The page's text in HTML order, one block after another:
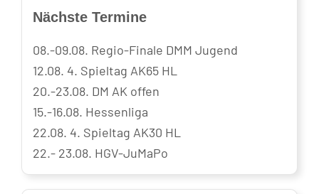
Nächste Termine
08.-09.08. Regio-Finale DMM Jugend
12.08. 4. Spieltag AK65 HL
20.-23.08. DM AK offen
15.-16.08. Hessenliga
22.08. 4. Spieltag AK30 HL
22.- 23.08. HGV-JuMaPo